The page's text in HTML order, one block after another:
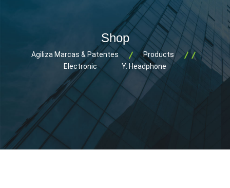
Shop
Agiliza Marcas & Patentes
Products
Electronic
Y. Headphone